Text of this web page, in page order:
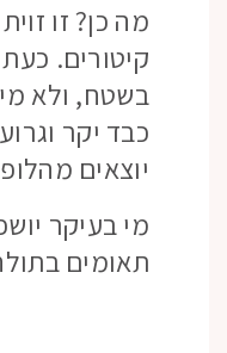
מה כן? זו
קיטורים.
בשטח, ולא
כבד יקר
יוצאים
מי בעיקר
תאומים